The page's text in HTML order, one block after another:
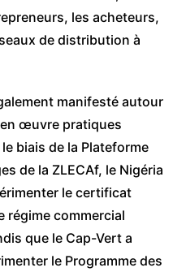
les acheteurs,
de distribution à
manifesté autour
œuvre pratiques
biais de la Plateforme
de la ZLECAf, le Nigéria
le certificat
régime commercial
que le Cap-Vert a
le Programme des